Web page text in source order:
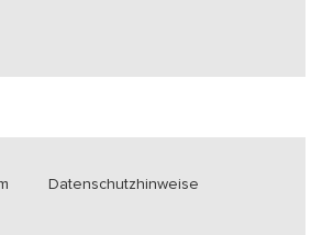
Datenschutzhinweise